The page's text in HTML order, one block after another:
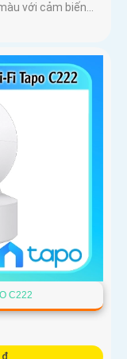
với cảm biến...
C222
₫